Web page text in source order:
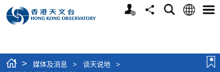
个
分
搜
语
选
> 媒体及消息 > 谈天说地
>